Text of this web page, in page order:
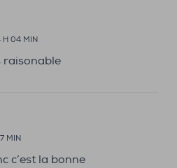
04 MIN
raisonable
MIN
c’est la bonne